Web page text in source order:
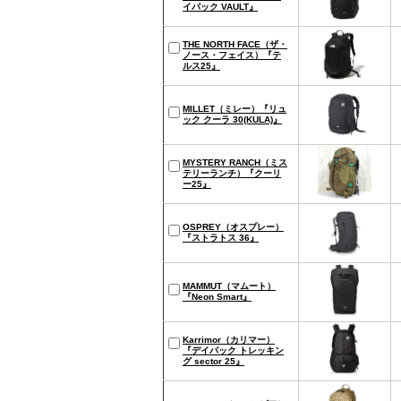
イパック VAULT』
THE NORTH FACE（ザ・
ノース・フェイス）『テ
ルス25』
MILLET（ミレー）『リュ
ック クーラ 30(KULA)』
MYSTERY RANCH（ミス
テリーランチ）『クーリ
ー25』
OSPREY（オスプレー）
『ストラトス 36』
MAMMUT（マムート）
『Neon Smart』
Karrimor（カリマー）
『デイパック トレッキン
グ sector 25』